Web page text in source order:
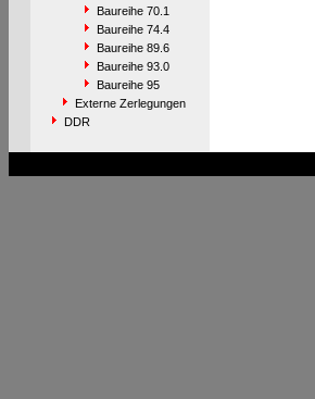
Baureihe 70.1
Baureihe 74.4
Baureihe 89.6
Baureihe 93.0
Baureihe 95
Externe Zerlegungen
DDR